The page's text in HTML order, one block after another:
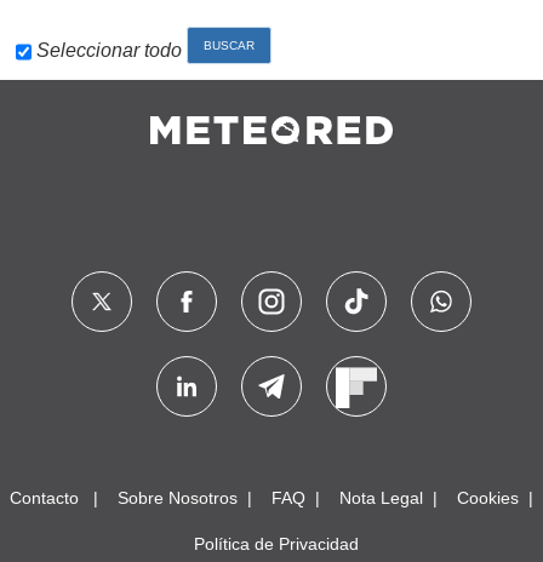
Seleccionar todo
Contacto Sobre Nosotros FAQ Nota Legal Cookies
Política de Privacidad